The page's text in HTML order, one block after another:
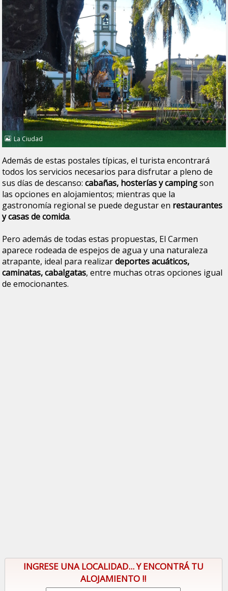
La Ciudad
Además de estas postales típicas, el turista encontrará
todos los servicios necesarios para disfrutar a pleno de
sus días de descanso:cabañas, hosterías y campingson
las opciones en alojamientos; mientras que la
gastronomía regional se puede degustar en restaurantes
y casas de comida.
Pero además de todas estas propuestas, El Carmen
aparece rodeada de espejos de agua y una naturaleza
atrapante, ideal para realizardeportes acuáticos,
caminatas, cabalgatas, entre muchas otras opciones igual
de emocionantes.
INGRESE UNA LOCALIDAD... Y ENCONTRÁ TU
ALOJAMIENTO !!